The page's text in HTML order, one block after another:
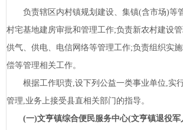
负责辖区内村镇规划建设、集镇(含市场)等
村宅基地建房审批和管理工作;负责新农村建设管
供气、供电、电信网络等管理工作;负责组织实
偿等管理相关工作。
根据工作职责,设下列公益一类事业单位,实
管理,业务上接受县直相关部门的指导。
(一)文亨镇综合便民服务中心(文亨镇退役军